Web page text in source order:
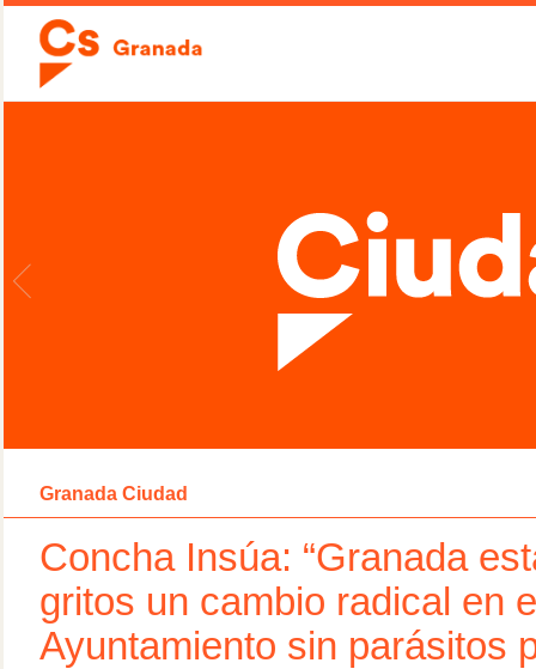
Granada Ciudad
Concha Insúa: “Granada
gritos un cambio radical en
Ayuntamiento sin parásitos